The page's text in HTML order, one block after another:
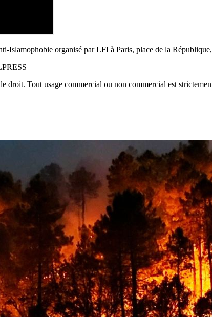
Islamophobie organisé par LFI à Paris, place de la
droit. Tout usage commercial ou non commercial est